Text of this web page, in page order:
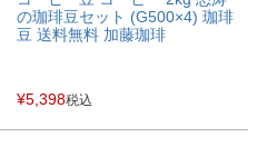
の珈琲豆セット (G500×4) 珈琲
豆 送料無料 加藤珈琲
¥5,398税込